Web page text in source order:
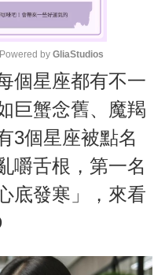
M
t
e
Powered by GliaStudios
個星座都有不一
巨蟹念舊、魔羯
3個星座被點名
嚼舌根，第一名
底發寒」，來看